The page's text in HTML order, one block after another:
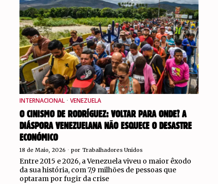
INTERNACIONAL · VENEZUELA
O CINISMO DE RODRÍGUEZ: VOLTAR PARA ONDE? A
DIÁSPORA VENEZUELANA NÃO ESQUECE O DESASTRE
ECONÓMICO
18 de Maio, 2026 por Trabalhadores Unidos
Entre 2015 e 2026, a Venezuela viveu o maior êxodo
da sua história, com 7,9 milhões de pessoas que
optaram por fugir da crise